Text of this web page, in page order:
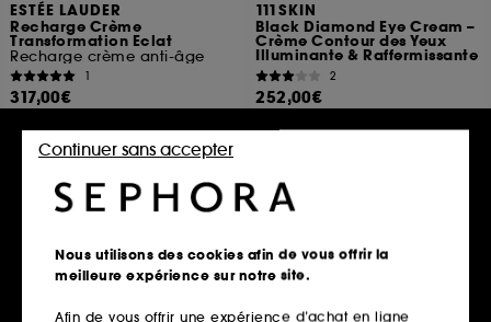
ESTÉE LAUDER
Recharge Crème
Transformation Eclat
Recharge crème anti-âge
1
317,00€
Ajouter au panier
111SKIN
Black Diamond Eye Cream –
Crème Contour des Yeux
Illuminante & Raffermissante
2
252,00€
Ajouter au panier
Nous utilisons des cookies afin de vous offrir la
meilleure expérience sur notre site.
Afin de vous offrir une expérience d’achat en ligne
Continuer sans accepter